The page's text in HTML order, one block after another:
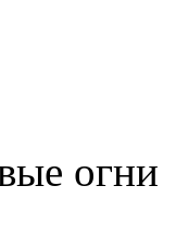
огни